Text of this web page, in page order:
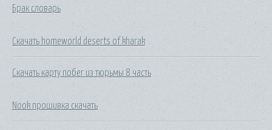
Брак словарь
Скачать homeworld deserts of kharak
Скачать карту побег из тюрьмы 8 часть
Nook прошивка скачать